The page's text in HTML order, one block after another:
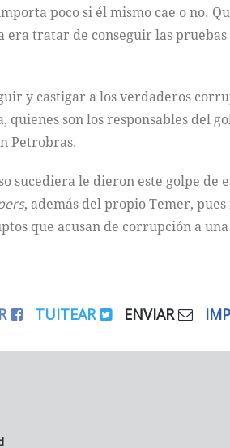
poco si él mismo cae o no.
era tratar de conseguir las
y castigar a los verdaderos
quienes son los responsables del
Petrobras.
sucediera le dieron este golpe de
, además del propio Temer,
que acusan de corrupción a
TUITEAR ENVIAR